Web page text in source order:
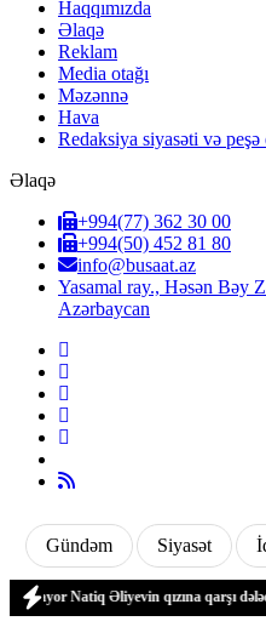
Haqqımızda
Əlaqə
Reklam
Media otağı
Məzənnə
Hava
Redaksiya siyasəti və peşə
Əlaqə
+994(77) 362 30 00
+994(50) 452 81 80
info@busaat.az
Yasamal ray., Həsən Bəy
Azərbaycan
Gündəm Siyasət
Natiq Əliyevin qızına qarşı dələduzluq